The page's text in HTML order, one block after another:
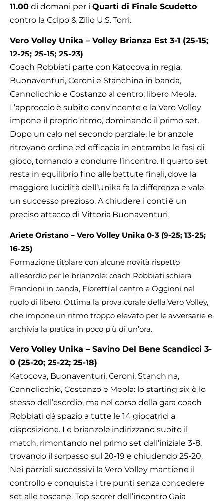
11.00 di domani per i Quarti di Finale Scudetto
contro la Colpo & Zilio U.S. Torri.
Vero Volley Unika – Volley Brianza Est 3-1 (25-15;
12-25; 25-15; 25-23)
Coach Robbiati parte con Katocova in regia,
Buonaventuri, Ceroni e Stanchina in banda,
Cannolicchio e Costanzo al centro; libero Meola.
L’approccio è subito convincente e la Vero Volley
impone il proprio ritmo, dominando il primo set.
Dopo un calo nel secondo parziale, le brianzole
ritrovano ordine ed efficacia in entrambe le fasi di
gioco, tornando a condurre l’incontro. Il quarto set
resta in equilibrio fino alle battute finali, dove la
maggiore lucidità dell’Unika fa la differenza e vale
un successo prezioso. A chiudere i conti è un
preciso attacco di Vittoria Buonaventuri.
Ariete Oristano – Vero Volley Unika 0-3 (9-25; 13-25;
16-25)
Formazione titolare con alcune novità rispetto
all’esordio per le brianzole: coach Robbiati schiera
Francioni in banda, Fioretti al centro e Oggioni nel
ruolo di libero. Ottima la prova corale della Vero Volley,
che impone un ritmo troppo elevato per le avversarie e
archivia la pratica in poco più di un’ora.
Vero Volley Unika – Savino Del Bene Scandicci 3-
0 (25-20; 25-22; 25-18)
Katocova, Buonaventuri, Ceroni, Stanchina,
Cannolicchio, Costanzo e Meola: lo starting six è lo
stesso dell’esordio, ma nel corso della gara coach
Robbiati dà spazio a tutte le 14 giocatrici a
disposizione. Le brianzole indirizzano subito il
match, rimontando nel primo set dall’iniziale 3-8,
trovando il sorpasso sul 20-19 e chiudendo 25-20.
Nei parziali successivi la Vero Volley mantiene il
controllo e conquista i tre punti senza concedere
set alle toscane. Top scorer dell’incontro Gaia